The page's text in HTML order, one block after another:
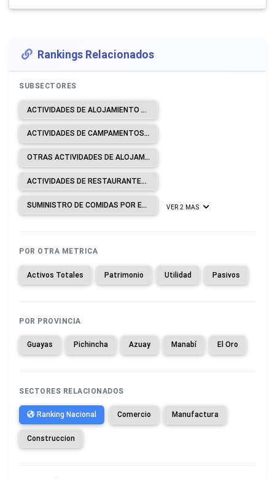
Rankings Relacionados
SUBSECTORES
ACTIVIDADES DE ALOJAMIENTO PARA ESTANCIAS CORTAS.
ACTIVIDADES DE CAMPAMENTOS, PARQUES DE VEHÍCULOS DE RECREO Y PARQUES DE CARAVANAS.
OTRAS ACTIVIDADES DE ALOJAMIENTO.
ACTIVIDADES DE RESTAURANTES Y DE SERVICIO MÓVIL DE COMIDAS.
SUMINISTRO DE COMIDAS POR ENCARGO. VER 2 MAS
POR OTRA METRICA
Activos Totales Patrimonio Utilidad Pasivos
POR PROVINCIA
Guayas Pichincha Azuay Manabí El Oro
SECTORES RELACIONADOS
Ranking Nacional Comercio Manufactura
Construccion